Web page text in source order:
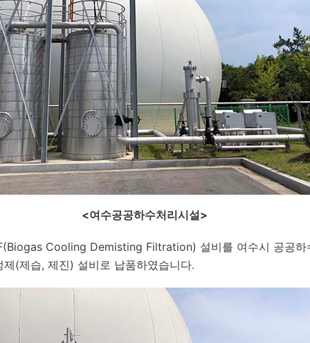
<여수공공하수처리시설>
Cooling Demisting Filtration) 설비를 여수시 공공하
(제습, 제진) 설비로 납품하였습니다.